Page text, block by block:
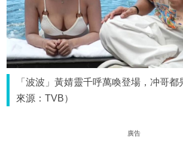
「波波」黃婧靈千呼萬喚登場，冲哥
來源：TVB）
廣告